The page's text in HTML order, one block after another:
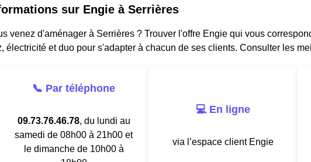
sur Engie à Serrières
venez d'aménager à Serrières ? Trouver l'offre Engie qui vous
électricité et duo pour s'adapter à chacun de ses clients. Consulter les
📞 Par téléphone
09.73.76.46.78, du lundi au
samedi de 08h00 à 21h00 et
le dimanche de 10h00 à
💻 En ligne
via l’espace client Engie